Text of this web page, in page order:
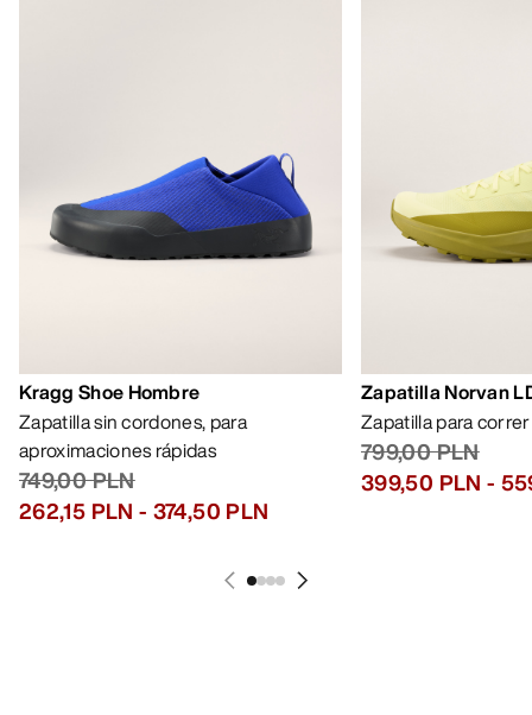
Kragg Shoe Hombre
Zapatilla sin cordones, para
aproximaciones rápidas
749,00 PLN
262,15 PLN - 374,50 PLN
Zapatilla Norvan
Zapatilla para
799,00 PLN
399,50 PLN -